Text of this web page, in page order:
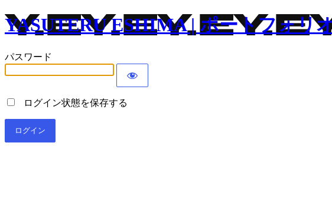
YASUTERU ESHIMA | ポートフォリ
パスワード
ログイン状態を保存する